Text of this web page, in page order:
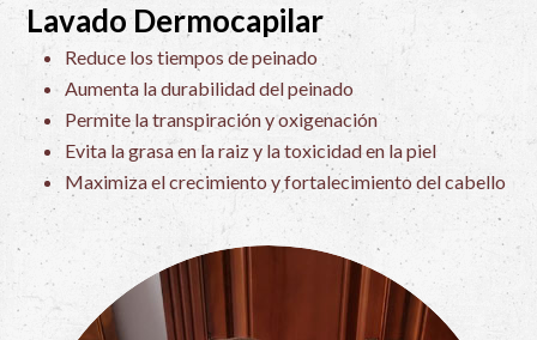
Lavado Dermocapilar
Reduce los tiempos de peinado
Aumenta la durabilidad del peinado
Permite la transpiración y oxigenación
Evita la grasa en la raiz y la toxicidad en la piel
Maximiza el crecimiento y fortalecimiento del cabello